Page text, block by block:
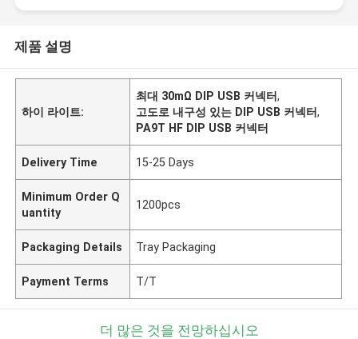
제품 설명
하이 라이트:
최대 30mΩ DIP USB 커넥터,
고도로 내구성 있는 DIP USB 커넥터,
PA9T HF DIP USB 커넥터
Delivery Time 15-25 Days
Minimum Order Q
uantity
1200pcs
Packaging Details Tray Packaging
Payment Terms T/T
더 많은 것을 전망하십시오